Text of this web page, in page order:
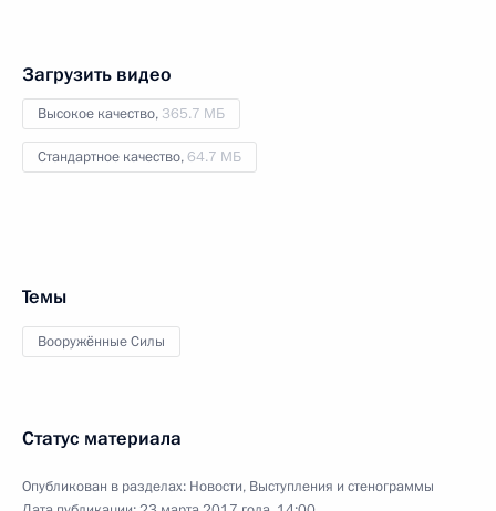
Загрузить видео
Высокое качество, 365.7 МБ
Стандартное качество,64.7 МБ
Темы
Вооружённые Силы
Статус материала
Опубликован в разделах: Новости, Выступления и стенограммы